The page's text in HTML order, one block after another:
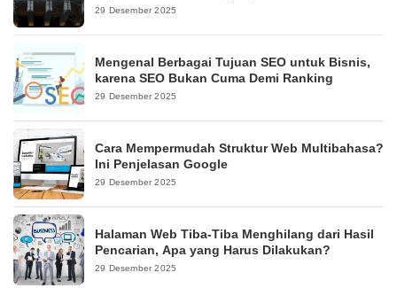
29 Desember 2025
Mengenal Berbagai Tujuan SEO untuk Bisnis,
karena SEO Bukan Cuma Demi Ranking
29 Desember 2025
Cara Mempermudah Struktur Web Multibahasa?
Ini Penjelasan Google
29 Desember 2025
Halaman Web Tiba-Tiba Menghilang dari Hasil
Pencarian, Apa yang Harus Dilakukan?
29 Desember 2025